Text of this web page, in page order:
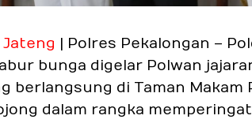
Jateng
| Polres Pekalongan –
bunga digelar Polwan
berlangsung di Taman Makam
dalam rangka